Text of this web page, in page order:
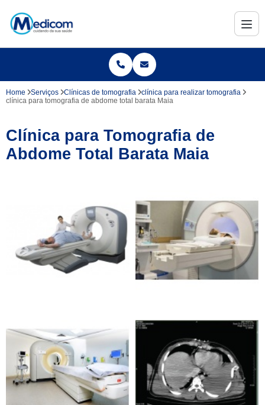
Home Serviços Clínicas de tomografia
clínica para realizar tomografia
clínica para tomografia de abdome total barata Maia
Clínica para Tomografia de
Abdome Total Barata Maia